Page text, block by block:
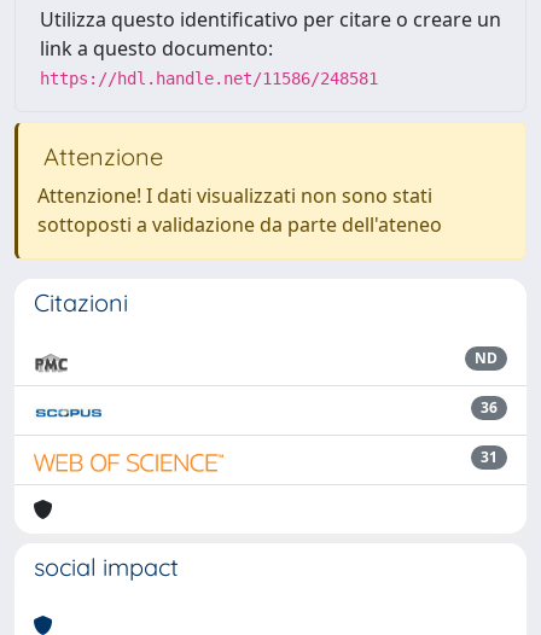
Utilizza questo identificativo per citare o creare un
link a questo documento:
https://hdl.handle.net/11586/248581
Attenzione
Attenzione! I dati visualizzati non sono stati
sottoposti a validazione da parte dell'ateneo
Citazioni
ND
36
31
social impact